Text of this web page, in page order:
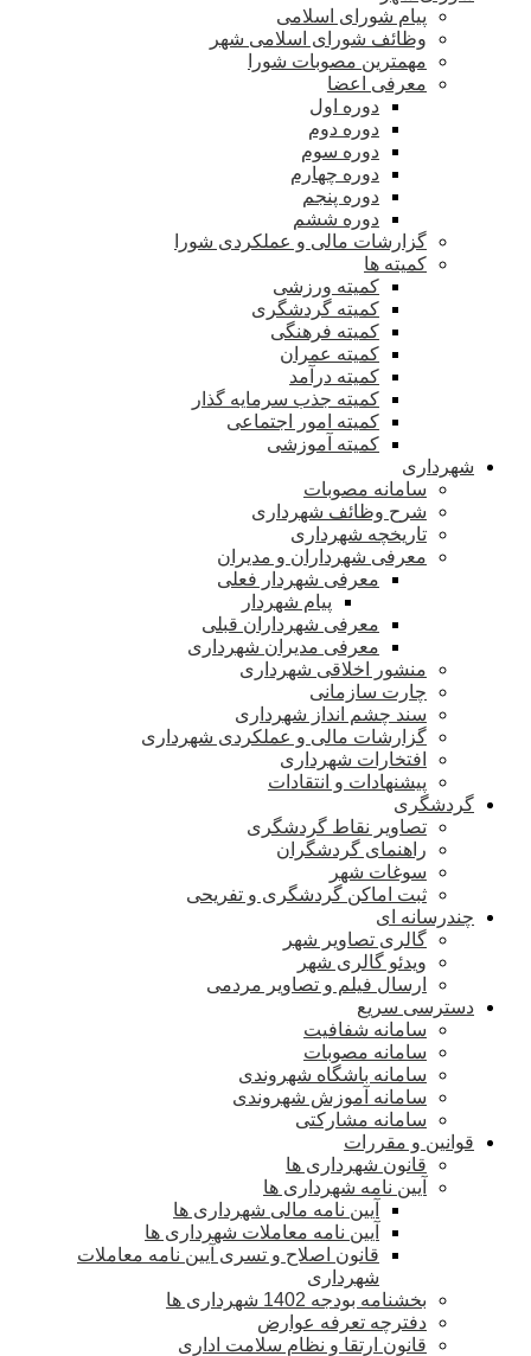
پیام شورای اسلامی
وظائف شورای اسلامی شهر
مهمترین مصوبات شورا
معرفی اعضا
دوره اول
دوره دوم
دوره سوم
دوره چهارم
دوره پنجم
دوره ششم
گزارشات مالی و عملکردی شورا
کمیته ها
کمیته ورزشی
کمیته گردشگری
کمیته فرهنگی
کمیته عمران
کمیته درآمد
کمیته جذب سرمایه گذار
کمیته امور اجتماعی
کمیته آموزشی
شهرداری
سامانه مصوبات
شرح وظائف شهرداری
تاریخچه شهرداری
معرفی شهرداران و مدیران
معرفی شهردار فعلی
پیام شهردار
معرفی شهرداران قبلی
معرفی مدیران شهرداری
منشور اخلاقی شهرداری
چارت سازمانی
سند چشم انداز شهرداری
گزارشات مالی و عملکردی شهرداری
افتخارات شهرداری
پیشنهادات و انتقادات
گردشگری
تصاویر نقاط گردشگری
راهنمای گردشگران
سوغات شهر
ثبت اماکن گردشگری و تفریحی
چندرسانه ای
گالری تصاویر شهر
ویدئو گالری شهر
ارسال فیلم و تصاویر مردمی
دسترسی سریع
سامانه شفافیت
سامانه مصوبات
سامانه باشگاه شهروندی
سامانه آموزش شهروندی
سامانه مشارکتی
قوانین و مقررات
قانون شهرداری ها
آیین نامه شهرداری ها
آیین نامه مالی شهرداری ها
آیین نامه معاملات شهرداری ها
قانون اصلاح و تسری آیین نامه معاملات
شهرداری
بخشنامه بودجه 1402 شهرداری ها
دفترچه تعرفه عوارض
قانون ارتقا و نظام سلامت اداری